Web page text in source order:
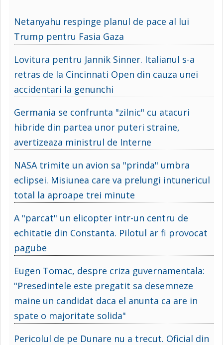
Netanyahu respinge planul de pace al lui
Trump pentru Fasia Gaza
Lovitura pentru Jannik Sinner. Italianul s-a
retras de la Cincinnati Open din cauza unei
accidentari la genunchi
Germania se confrunta "zilnic" cu atacuri
hibride din partea unor puteri straine,
avertizeaza ministrul de Interne
NASA trimite un avion sa "prinda" umbra
eclipsei. Misiunea care va prelungi intunericul
total la aproape trei minute
A "parcat" un elicopter intr-un centru de
echitatie din Constanta. Pilotul ar fi provocat
pagube
Eugen Tomac, despre criza guvernamentala:
"Presedintele este pregatit sa desemneze
maine un candidat daca el anunta ca are in
spate o majoritate solida"
Pericolul de pe Dunare nu a trecut. Oficial din